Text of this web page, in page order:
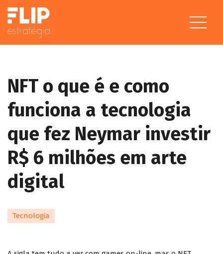
NFT o que é e como
funciona a tecnologia
que fez Neymar investir
R$ 6 milhões em arte
digital
Tecnologia